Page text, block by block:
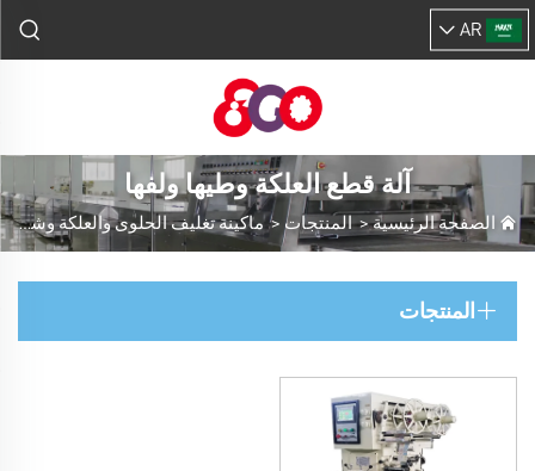
AR
آلة قطع العلكة وطيها ولفها
الصفحة الرئيسية>المنتجات >ماكينة تغليف الحلوى والعلكة وشوكولاتة
المنتجات